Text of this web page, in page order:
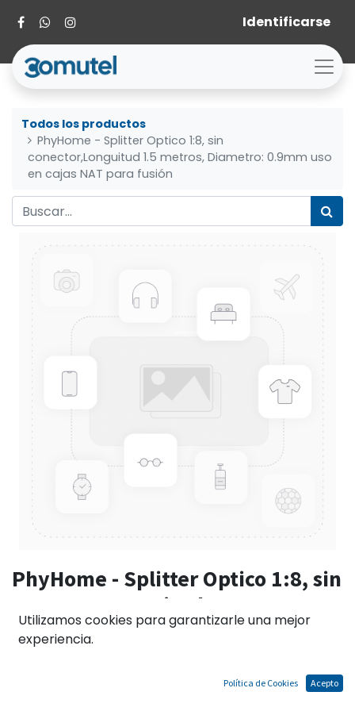
Identificarse
Todos los productos
PhyHome - Splitter Optico 1:8, sin
conector,Longuitud 1.5 metros, Diametro: 0.9mm uso
en cajas NAT para fusión
PhyHome - Splitter Optico 1:8, sin
conector,Longuitud 1.5 metros,
Diametro: 0.9mm uso en cajas
Utilizamos cookies para garantizarle una mejor
experiencia.
Política de Cookies Acepto